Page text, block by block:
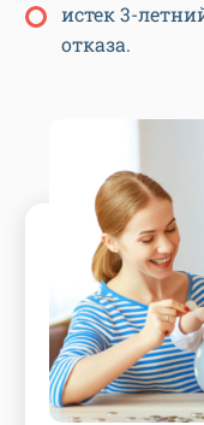
истек 3-
отказа.